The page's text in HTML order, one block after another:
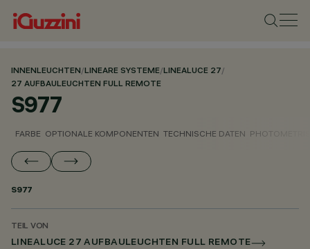
INNENLEUCHTEN/LINEARE SYSTEME/LINEALUCE 27/
27 AUFBAULEUCHTEN FULL REMOTE
S977
FARBE OPTIONALE KOMPONENTEN TECHNISCHE DATEN
S977
TEIL VON
LINEALUCE 27 AUFBAULEUCHTEN FULL REMOTE